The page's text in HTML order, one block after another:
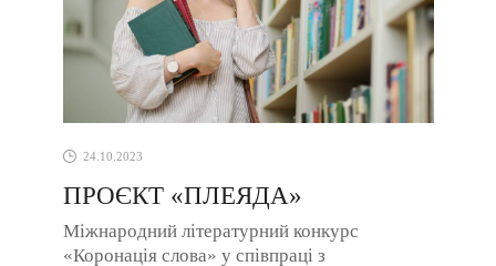
24.10.2023
ПРОЄКТ «ПЛЕЯДА»
Міжнародний літературний конкурс
«Коронація слова» у співпраці з